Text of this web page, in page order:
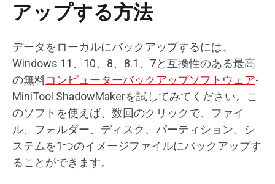
アップする方法
データをローカルにバックアップするには、
Windows 11、10、8、8.1、7と互換性のある最高
の無料コンピューターバックアップソフトウェア-
MiniTool ShadowMakerを試してみてください。こ
のソフトを使えば、数回のクリックで、ファイ
ル、フォルダー、ディスク、パーティション、シ
ステムを1つのイメージファイルにバックアップす
ることができます。